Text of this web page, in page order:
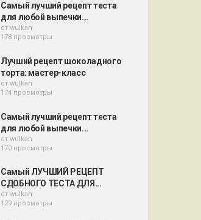
Самый лучший рецепт теста
для любой выпечки...
от wulkan
178 просмотры
Лучший рецепт шоколадного
торта: мастер-класс
от wulkan
174 просмотры
Самый лучший рецепт теста
для любой выпечки...
от wulkan
170 просмотры
Самый ЛУЧШИЙ РЕЦЕПТ
СДОБНОГО ТЕСТА ДЛЯ...
от wulkan
129 просмотры